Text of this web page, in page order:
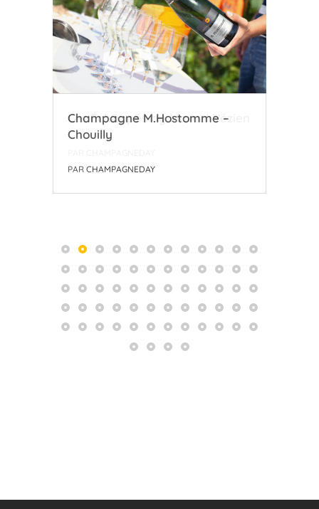
Champagne M.Hostomme –
Chouilly
PAR CHAMPAGNEDAY